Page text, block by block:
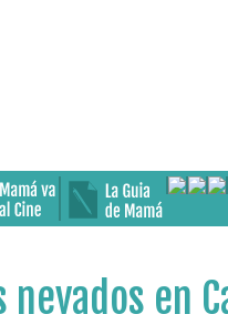
nevados en